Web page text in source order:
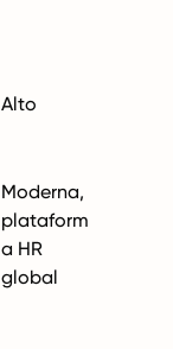
Alto
Moderna,
plataform
a HR
global